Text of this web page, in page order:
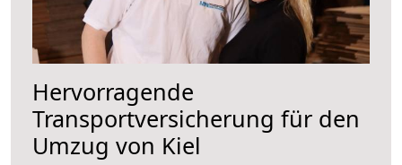
Hervorragende
Transportversicherung für den
Umzug von Kiel